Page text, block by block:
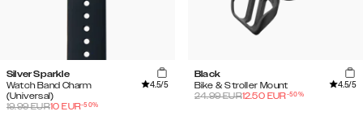
Silver Sparkle
Watch Band Charm
(Universal)
4.5/5
19.99EUR10 EUR-50%
Black
Bike & Stroller Mount
4.5/5
24.99EUR12.50 EUR-50%